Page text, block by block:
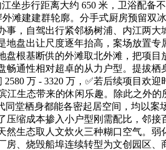
坐步行距离大约 650 米，卫浴配备
滩建建群轮廓。分手式厨房预留双
，自驾出行紧邻杨树浦、内江两大
地盘出让尺度逐年抬高，案场放置专
盘根基断供的外滩取北外滩，把项目
通性相对超卓的从力户型。提拔栖
万 - 3320 万，✅若后续项目欢迎
江生态带来的休闲乐趣。除此之外的
堂栖身都能各密起居空间，均以案
缩成本掺入小户型刚需配比，邻接
然生态取人文炊火三种糊口空气。弱
房、烧毁船埠连续转型为文创园区、